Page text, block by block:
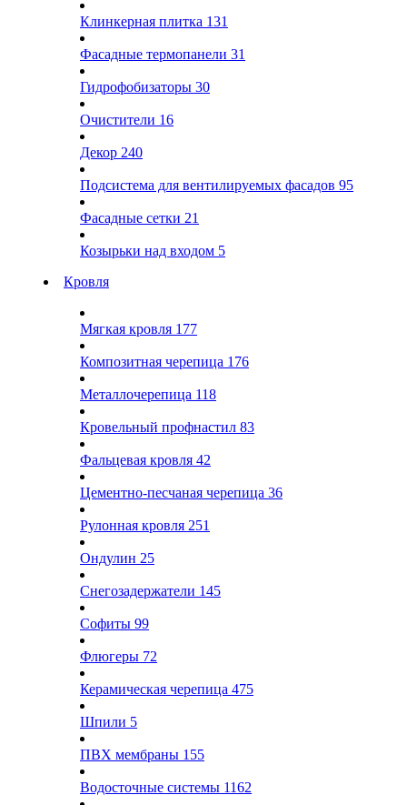
Клинкерная плитка 131
Фасадные термопанели 31
Гидрофобизаторы 30
Очистители 16
Декор 240
Подсистема для вентилируемых фасадов 95
Фасадные сетки 21
Козырьки над входом 5
Кровля
Мягкая кровля 177
Композитная черепица 176
Металлочерепица 118
Кровельный профнастил 83
Фальцевая кровля 42
Цементно-песчаная черепица 36
Рулонная кровля 251
Ондулин 25
Снегозадержатели 145
Софиты 99
Флюгеры 72
Керамическая черепица 475
Шпили 5
ПВХ мембраны 155
Водосточные системы 1162